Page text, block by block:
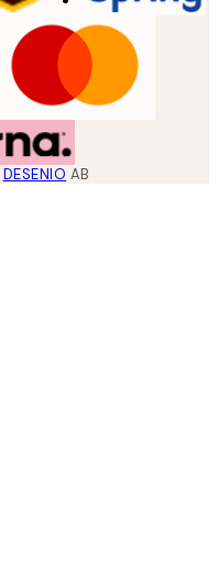
DESENIO AB